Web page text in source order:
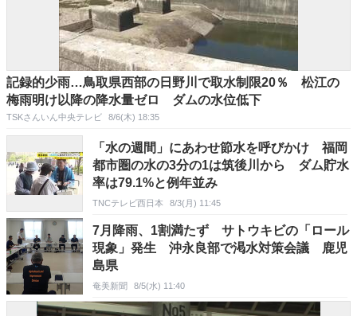
記録的少雨…鳥取県西部の日野川で取水制限20％ 松江の
梅雨明け以降の降水量ゼロ ダムの水位低下
TSKさんいん中央テレビ 8/6(木) 18:35
「水の週間」にあわせ節水を呼びかけ 福岡
都市圏の水の3分の1は筑後川から ダム貯水
率は79.1%と例年並み
TNCテレビ西日本 8/3(月) 11:45
7月降雨、1割満たず サトウキビの「ロール
現象」発生 沖永良部で渇水対策会議 鹿児
島県
奄美新聞 8/5(水) 11:40